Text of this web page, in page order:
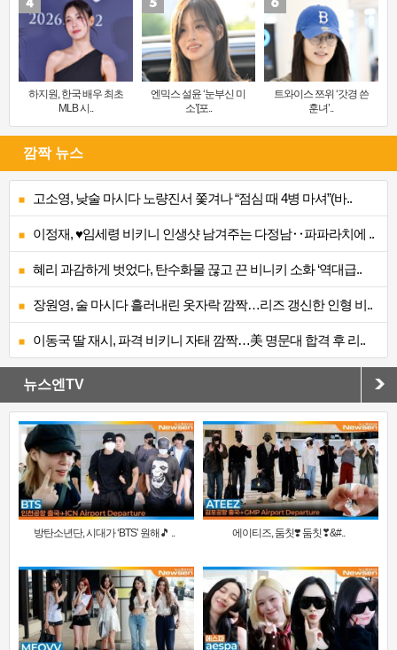
하지원, 한국 배우 최초
MLB 시..
엔믹스 설윤 ‘눈부신 미
소’[포..
트와이스 쯔위 ‘갓경 쓴
훈녀’..
깜짝 뉴스
고소영, 낮술 마시다 노량진서 쫓겨나 “점심 때 4병 마셔”(바..
이정재, ♥임세령 비키니 인생샷 남겨주는 다정남‥파파라치에 ..
혜리 과감하게 벗었다, 탄수화물 끊고 끈 비니키 소화 ‘역대급..
장원영, 술 마시다 흘러내린 옷자락 깜짝…리즈 갱신한 인형 비..
이동국 딸 재시, 파격 비키니 자태 깜짝…美 명문대 합격 후 리..
뉴스엔TV
방탄소년단, 시대가 ‘BTS’ 원해🎵 .. 에이티즈, 둠칫❣️ 둠칫❣&#..